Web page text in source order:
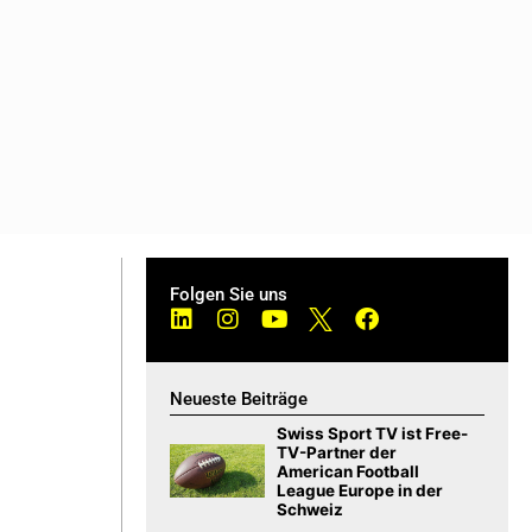
Folgen Sie uns
Neueste Beiträge
Swiss Sport TV ist Free-
TV-Partner der
American Football
League Europe in der
Schweiz